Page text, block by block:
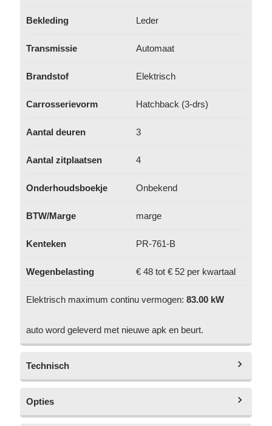
Bekleding Leder
Transmissie Automaat
Brandstof Elektrisch
Carrosserievorm Hatchback (3-drs)
Aantal deuren 3
Aantal zitplaatsen 4
Onderhoudsboekje Onbekend
BTW/Marge marge
Kenteken PR-761-B
Wegenbelasting € 48 tot € 52 per kwartaal
Elektrisch maximum continu vermogen: 83.00 kW
auto word geleverd met nieuwe apk en beurt.
Technisch
Topsnelheid
Opties